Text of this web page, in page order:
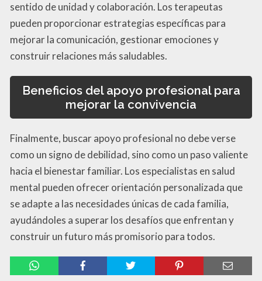
sentido de unidad y colaboración. Los terapeutas
pueden proporcionar estrategias específicas para
mejorar la comunicación, gestionar emociones y
construir relaciones más saludables.
Beneficios del apoyo profesional para
mejorar la convivencia
Finalmente, buscar apoyo profesional no debe verse
como un signo de debilidad, sino como un paso valiente
hacia el bienestar familiar. Los especialistas en salud
mental pueden ofrecer orientación personalizada que
se adapte a las necesidades únicas de cada familia,
ayudándoles a superar los desafíos que enfrentan y
construir un futuro más promisorio para todos.